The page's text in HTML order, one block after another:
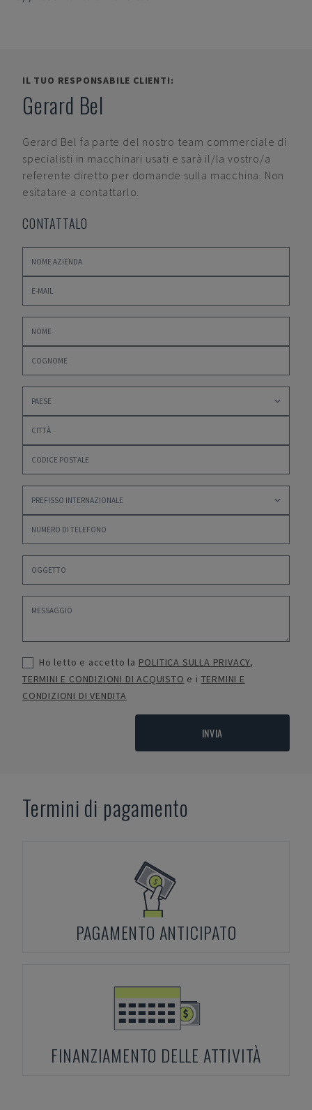
IL TUO RESPONSABILE CLIENTI:
Gerard Bel
Gerard Bel fa parte del nostro team commerciale di
specialisti in macchinari usati e sarà il/la vostro/a
referente diretto per domande sulla macchina. Non
esitatare a contattarlo.
CONTATTALO
Ho letto e accetto la POLITICA SULLA PRIVACY,
TERMINI E CONDIZIONI DI ACQUISTO e i TERMINI E
CONDIZIONI DI VENDITA
INVIA
Termini di pagamento
PAGAMENTO ANTICIPATO
FINANZIAMENTO DELLE ATTIVITÀ